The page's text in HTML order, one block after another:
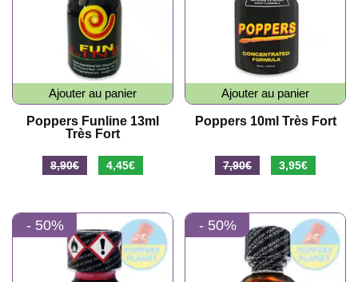
Ajouter au panier
Poppers Funline 13ml
Très Fort
8,90€
Le
était :
8,90€.
4,45€
est :
4,45€.
Ajouter au panier
Poppers 10ml Très Fort
7,90€
Le
était :
7,90€.
3,95€
est :
3,95€.
- 50% - 50%